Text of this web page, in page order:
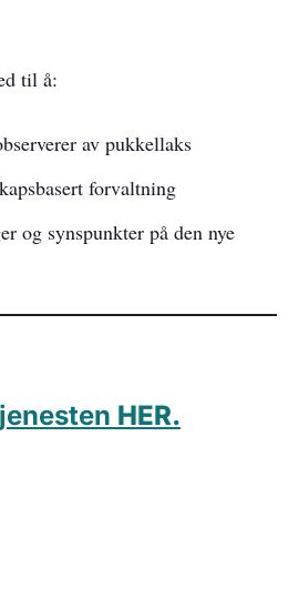
til å:
av pukkellaks
forvaltning
og synspunkter på den nye
HER.